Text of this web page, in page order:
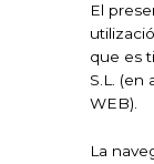
El
que es
S.L. (en
WEB).
La